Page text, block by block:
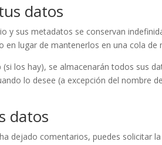
datos
y sus metadatos se conservan
lugar de mantenerlos en una cola de
los hay), se almacenarán todos sus
lo desee (a excepción del nombre
datos
dejado comentarios, puedes solicitar